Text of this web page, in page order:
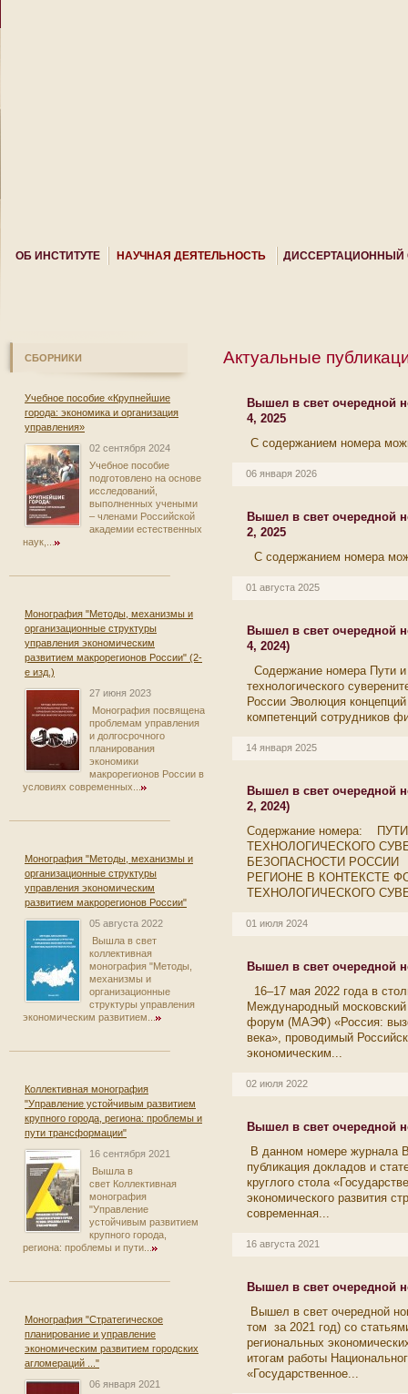
ОБ ИНСТИТУТЕ НАУЧНАЯ ДЕЯТЕЛЬНОСТЬ ДИССЕРТАЦИОННЫЙ
СБОРНИКИ
Учебное пособие «Крупнейшие
города: экономика и организация
управления»
02 сентября 2024
Учебное пособие
подготовлено на основе
исследований,
выполненных учеными
– членами Российской
академии естественных
наук,...
Монография "Методы, механизмы и
организационные структуры
управления экономическим
развитием макрорегионов России" (2-
е изд.)
27 июня 2023
Монография посвящена
проблемам управления
и долгосрочного
планирования
экономики
макрорегионов России в
условиях современных...
Монография "Методы, механизмы и
организационные структуры
управления экономическим
развитием макрорегионов России"
05 августа 2022
Вышла в свет
коллективная
монография "Методы,
механизмы и
организационные
структуры управления
экономическим развитием...
Коллективная монография
"Управление устойчивым развитием
крупного города, региона: проблемы и
пути трансформации"
16 сентября 2021
Вышла в
свет Коллективная
монография
"Управление
устойчивым развитием
крупного города,
региона: проблемы и пути...
Монография "Стратегическое
планирование и управление
экономическим развитием городских
агломераций ..."
06 января 2021
Актуальные
Вышел в свет очередной
4, 2025
С содержанием номера
06 января 2026
Вышел в свет очередной
2, 2025
С содержанием номера
01 августа 2025
Вышел в свет очередной
4, 2024)
Содержание номера Пути
технологического
России Эволюция
компетенций сотрудников
14 января 2025
Вышел в свет очередной
2, 2024)
Содержание номера:
ТЕХНОЛОГИЧЕСКОГО
БЕЗОПАСНОСТИ РОССИИ
РЕГИОНЕ В КОНТЕКСТЕ
ТЕХНОЛОГИЧЕСКОГО
01 июля 2024
Вышел в свет очередной
16–17 мая 2022 года в
Международный
форум (МАЭФ) «Россия:
века», проводимый
экономическим...
02 июля 2022
Вышел в свет очередной
В данном номере журнала
публикация докладов и
круглого стола
экономического развития
современная...
16 августа 2021
Вышел в свет очередной
Вышел в свет очередной
том за 2021 год) со
региональных
итогам работы
«Государственное...